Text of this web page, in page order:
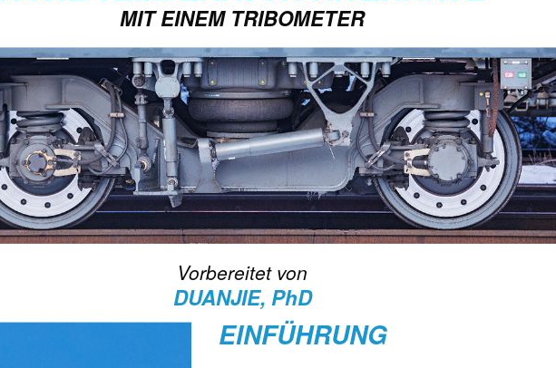
MIT EINEM TRIBOMETER
Vorbereitet von
DUANJIE, PhD
EINFÜHRUNG